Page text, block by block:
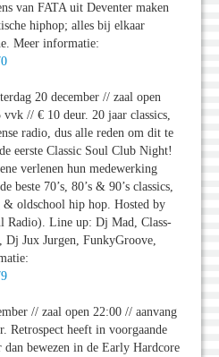
van FATA uit Deventer maken
hiphop; alles bij elkaar
Meer informatie:
20 december // zaal open
// € 10 deur. 20 jaar classics,
radio, dus alle reden om dit te
eerste Classic Soul Club Night!
verlenen hun medewerking
beste 70’s, 80’s & 90’s classics,
oldschool hip hop. Hosted by
Radio). Line up: Dj Mad, Class-
Jux Jurgen, FunkyGroove,
// zaal open 22:00 // aanvang
Retrospect heeft in voorgaande
dan bewezen in de Early Hardcore